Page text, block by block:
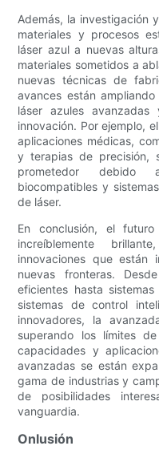
Además, la investigación
materiales y procesos
láser azul a nuevas
materiales sometidos a
nuevas técnicas de
avances están
láser azules
innovación. Por ejemplo,
aplicaciones médicas,
y terapias de precisión,
prometedor debido
biocompatibles y
de láser.
En conclusión, el
increíblemente
innovaciones que están
nuevas fronteras.
eficientes hasta
sistemas de control
innovadores, la
superando los límites
capacidades y
avanzadas se están
gama de industrias y
de posibilidades
vanguardia.
Onlusión